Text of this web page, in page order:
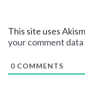
This site uses
your comment data
0 COMMENTS